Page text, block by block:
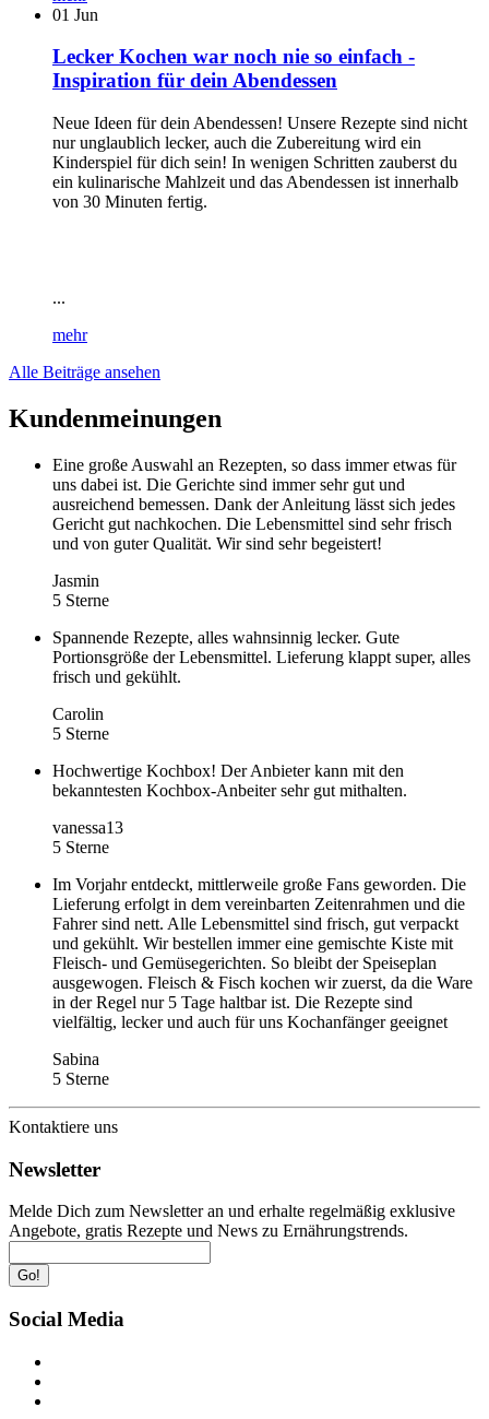
01 Jun
Lecker Kochen war noch nie so einfach -
Inspiration für dein Abendessen
Neue Ideen für dein Abendessen! Unsere Rezepte sind nicht
nur unglaublich lecker, auch die Zubereitung wird ein
Kinderspiel für dich sein! In wenigen Schritten zauberst du
ein kulinarische Mahlzeit und das Abendessen ist innerhalb
von 30 Minuten fertig.
...
mehr
Alle Beiträge ansehen
Kundenmeinungen
Eine große Auswahl an Rezepten, so dass immer etwas für
uns dabei ist. Die Gerichte sind immer sehr gut und
ausreichend bemessen. Dank der Anleitung lässt sich jedes
Gericht gut nachkochen. Die Lebensmittel sind sehr frisch
und von guter Qualität. Wir sind sehr begeistert!
Jasmin
5 Sterne
Spannende Rezepte, alles wahnsinnig lecker. Gute
Portionsgröße der Lebensmittel. Lieferung klappt super, alles
frisch und gekühlt.
Carolin
5 Sterne
Hochwertige Kochbox! Der Anbieter kann mit den
bekanntesten Kochbox-Anbeiter sehr gut mithalten.
vanessa13
5 Sterne
Im Vorjahr entdeckt, mittlerweile große Fans geworden. Die
Lieferung erfolgt in dem vereinbarten Zeitenrahmen und die
Fahrer sind nett. Alle Lebensmittel sind frisch, gut verpackt
und gekühlt. Wir bestellen immer eine gemischte Kiste mit
Fleisch- und Gemüsegerichten. So bleibt der Speiseplan
ausgewogen. Fleisch & Fisch kochen wir zuerst, da die Ware
in der Regel nur 5 Tage haltbar ist. Die Rezepte sind
vielfältig, lecker und auch für uns Kochanfänger geeignet
Sabina
5 Sterne
Kontaktiere uns
Newsletter
Melde Dich zum Newsletter an und erhalte regelmäßig exklusive
Angebote, gratis Rezepte und News zu Ernährungstrends.
Go!
Social Media